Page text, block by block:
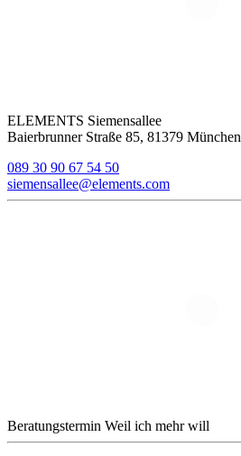
ELEMENTS Siemensallee
Baierbrunner Straße 85, 81379 München
089 30 90 67 54 50
siemensallee@elements.com
Beratungstermin Weil ich mehr will